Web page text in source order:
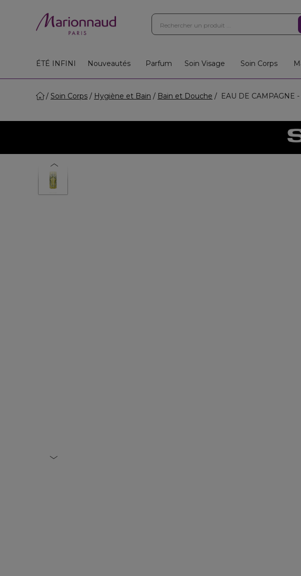
ÉTÉ INFINI Nouveautés Parfum Soin Visage Soin Corps
Soin Corps Hygiène et Bain Bain et Douche EAU DE CAMPAGNE